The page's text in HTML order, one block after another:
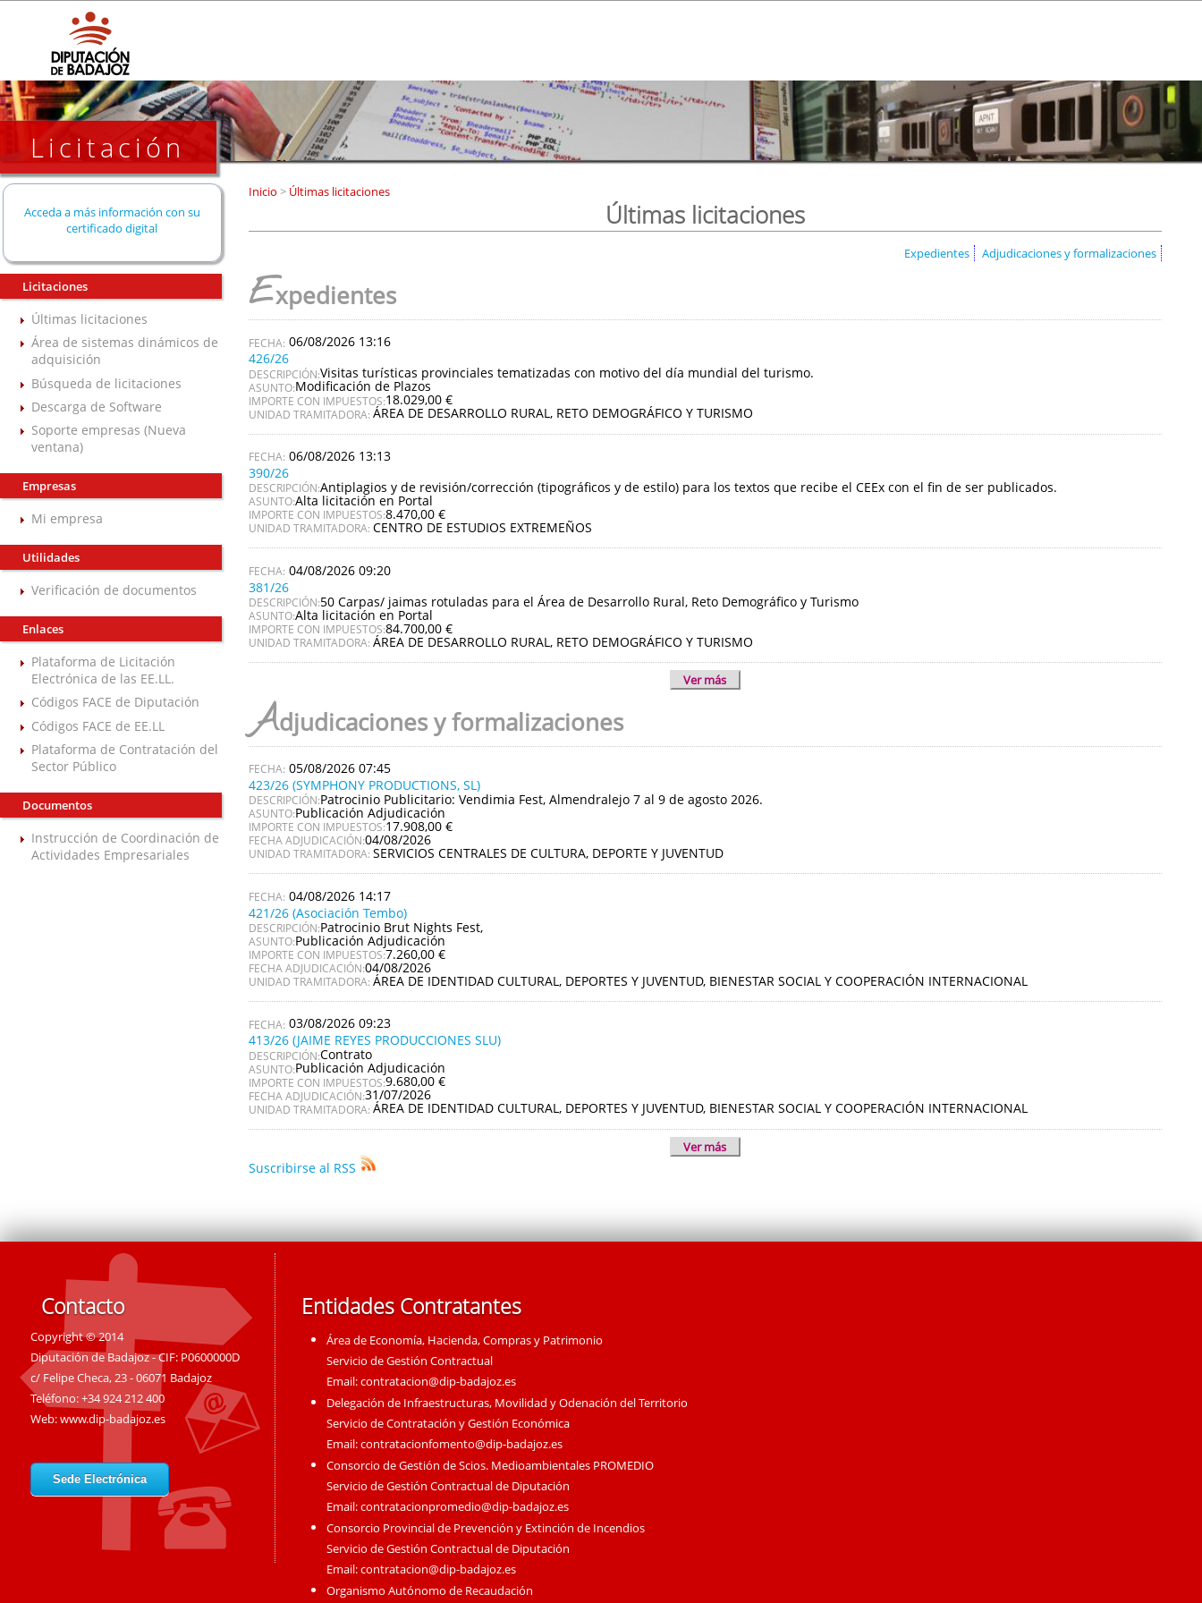
Licitación
Acceda a más información con su
certificado digital
Licitaciones
Últimas licitaciones
Área de sistemas dinámicos de
adquisición
Búsqueda de licitaciones
Descarga de Software
Soporte empresas (Nueva
ventana)
Empresas
Mi empresa
Utilidades
Verificación de documentos
Enlaces
Plataforma de Licitación
Electrónica de las EE.LL.
Códigos FACE de Diputación
Códigos FACE de EE.LL
Plataforma de Contratación del
Sector Público
Documentos
Instrucción de Coordinación de
Actividades Empresariales
Inicio >Últimas licitaciones
Últimas licitaciones
Expedientes Adjudicaciones y formalizaciones
Expedientes
06/08/2026 13:16
426/26
DESCRIPCIÓN:Visitas turísticas provinciales tematizadas con motivo del día mundial del turismo.
ASUNTO:Modificación de Plazos
IMPORTE CON IMPUESTOS:18.029,00 €
UNIDAD TRAMITADORA: ÁREA DE DESARROLLO RURAL, RETO DEMOGRÁFICO Y TURISMO
06/08/2026 13:13
390/26
DESCRIPCIÓN:Antiplagios y de revisión/corrección (tipográficos y de estilo) para los textos que recibe el CEEx con el fin de ser publicados.
ASUNTO:Alta licitación en Portal
IMPORTE CON IMPUESTOS:8.470,00 €
UNIDAD TRAMITADORA: CENTRO DE ESTUDIOS EXTREMEÑOS
04/08/2026 09:20
381/26
DESCRIPCIÓN:50 Carpas/ jaimas rotuladas para el Área de Desarrollo Rural, Reto Demográfico y Turismo
ASUNTO:Alta licitación en Portal
IMPORTE CON IMPUESTOS:84.700,00 €
UNIDAD TRAMITADORA: ÁREA DE DESARROLLO RURAL, RETO DEMOGRÁFICO Y TURISMO
Ver más
Adjudicaciones y formalizaciones
05/08/2026 07:45
423/26 (SYMPHONY PRODUCTIONS, SL)
DESCRIPCIÓN:Patrocinio Publicitario: Vendimia Fest, Almendralejo 7 al 9 de agosto 2026.
ASUNTO:Publicación Adjudicación
IMPORTE CON IMPUESTOS:17.908,00 €
FECHA ADJUDICACIÓN:04/08/2026
UNIDAD TRAMITADORA: SERVICIOS CENTRALES DE CULTURA, DEPORTE Y JUVENTUD
04/08/2026 14:17
421/26 (Asociación Tembo)
DESCRIPCIÓN:Patrocinio Brut Nights Fest,
ASUNTO:Publicación Adjudicación
IMPORTE CON IMPUESTOS:7.260,00 €
FECHA ADJUDICACIÓN:04/08/2026
UNIDAD TRAMITADORA: ÁREA DE IDENTIDAD CULTURAL, DEPORTES Y JUVENTUD, BIENESTAR SOCIAL Y COOPERACIÓN INTERNACIONAL
03/08/2026 09:23
413/26 (JAIME REYES PRODUCCIONES SLU)
DESCRIPCIÓN:Contrato
ASUNTO:Publicación Adjudicación
IMPORTE CON IMPUESTOS:9.680,00 €
FECHA ADJUDICACIÓN:31/07/2026
UNIDAD TRAMITADORA: ÁREA DE IDENTIDAD CULTURAL, DEPORTES Y JUVENTUD, BIENESTAR SOCIAL Y COOPERACIÓN INTERNACIONAL
Ver más
Suscribirse al RSS
Contacto
Copyright © 2014
Diputación de Badajoz - CIF: P0600000D
c/ Felipe Checa, 23 - 06071 Badajoz
Teléfono: +34 924 212 400
Web:www.dip-badajoz.es
Sede Electrónica
Entidades Contratantes
Área de Economía, Hacienda, Compras y Patrimonio
Servicio de Gestión Contractual
Email:contratacion@dip-badajoz.es
Delegación de Infraestructuras, Movilidad y Odenación del Territorio
Servicio de Contratación y Gestión Económica
Email:contratacionfomento@dip-badajoz.es
Consorcio de Gestión de Scios. Medioambientales PROMEDIO
Servicio de Gestión Contractual de Diputación
Email:contratacionpromedio@dip-badajoz.es
Consorcio Provincial de Prevención y Extinción de Incendios
Servicio de Gestión Contractual de Diputación
Email:contratacion@dip-badajoz.es
Organismo Autónomo de Recaudación